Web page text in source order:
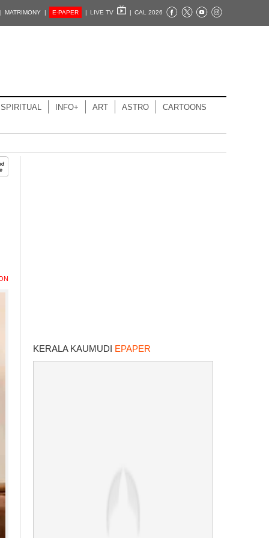
MATRIMONY | E-PAPER | LIVE TV | CAL 2026
SPIRITUAL INFO+ ART ASTRO CARTOONS
KERALA KAUMUDI EPAPER